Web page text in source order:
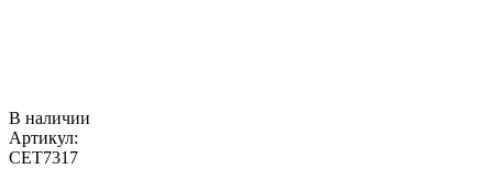
В наличии
Артикул:
CET7317